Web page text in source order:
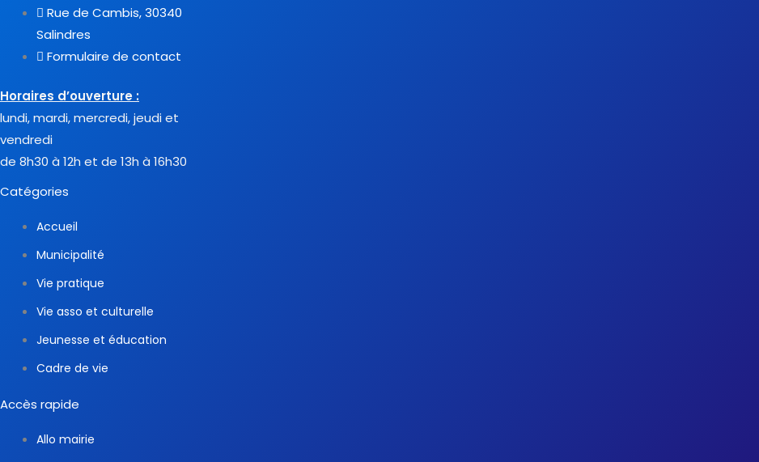
Rue de Cambis, 30340
Salindres
Formulaire de contact
Horaires d’ouverture :
lundi, mardi, mercredi, jeudi et
vendredi
de 8h30 à 12h et de 13h à 16h30
Catégories
Accueil
Municipalité
Vie pratique
Vie asso et culturelle
Jeunesse et éducation
Cadre de vie
Accès rapide
Allo mairie